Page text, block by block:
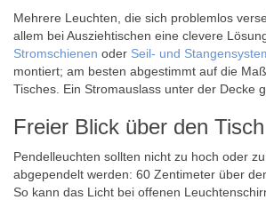
Mehrere Leuchten, die sich problemlos
allem bei Ausziehtischen eine clevere
Stromschienen oder Seil- und
montiert; am besten abgestimmt auf die
Tisches. Ein Stromauslass unter der Decke
Freier Blick über den Tisch
Pendelleuchten sollten nicht zu hoch oder
abgependelt werden: 60 Zentimeter über
So kann das Licht bei offenen